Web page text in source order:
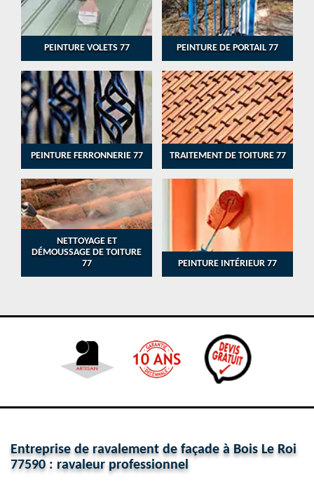
PEINTURE VOLETS 77 PEINTURE DE PORTAIL 77
PEINTURE FERRONNERIE 77 TRAITEMENT DE TOITURE 77
NETTOYAGE ET
DÉMOUSSAGE DE TOITURE
77
PEINTURE INTÉRIEUR 77
Entreprise de ravalement de façade à Bois Le Roi
77590 : ravaleur professionnel